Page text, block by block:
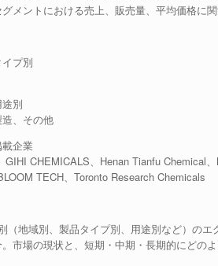
メントにおける売上、販売量、平均価格に関
プ別
別
、その他
企業
CHEMICALS、Henan Tianfu Chemical、
TECH、Toronto Research Chemicals
（地域別、製品タイプ別、用途別など）の
市場の現状と、短期・中期・長期的にどの